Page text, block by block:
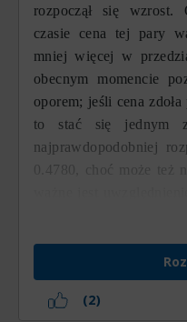
rozpoczął się
czasie cena tej pary
mniej więcej w
obecnym momencie
oporem; jeśli cena
to stać się jednym z
najprawdopodobniej
0.4780, choć może też
(2)